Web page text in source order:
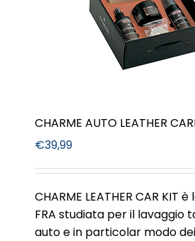
CHARME AUTO LEATHER
€39,99
CHARME LEATHER CAR KIT
FRA studiata per il lavaggio
auto e in particolar modo